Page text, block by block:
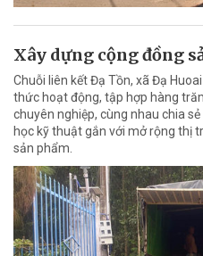
Xây dựng cộng đồng
Chuỗi liên kết Đạ Tồn, xã Đạ
thức hoạt động, tập hợp hàng
chuyên nghiệp, cùng nhau chia
học kỹ thuật gắn với mở rộng thị
sản phẩm.